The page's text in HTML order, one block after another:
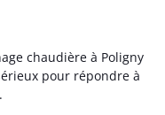
chaudière à Poligny
pour répondre à